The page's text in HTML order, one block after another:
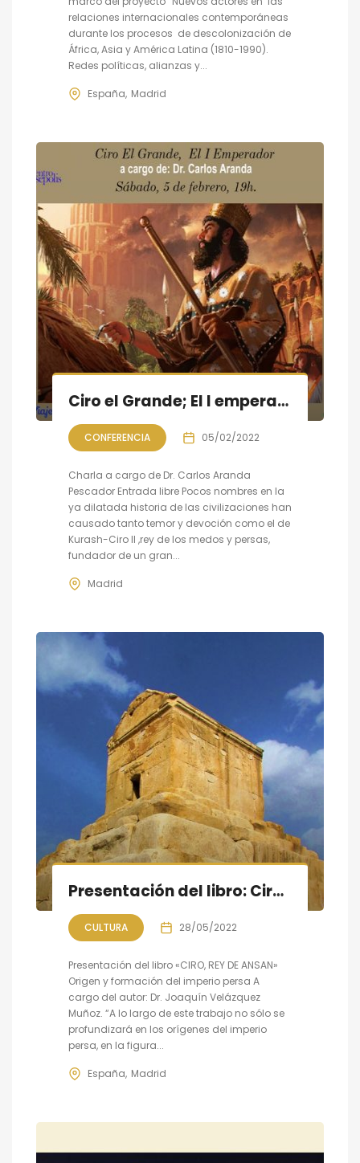
relaciones internacionales contemporáneas
durante los procesos de descolonización de
África, Asia y América Latina (1810-1990).
Redes políticas, alianzas y...
España Madrid
Ciro el Grande; El I emperador
CONFERENCIA 05/02/2022
Charla a cargo de Dr. Carlos Aranda
Pescador Entrada libre Pocos nombres en la
ya dilatada historia de las civilizaciones han
causado tanto temor y devoción como el de
Kurash-Ciro II ,rey de los medos y persas,
fundador de un gran...
Madrid
Presentación del libro: Ciro, Rey de Ansan. Origen y formación del imperio persa
CULTURA 28/05/2022
Presentación del libro «CIRO, REY DE ANSAN»
Origen y formación del imperio persa A
cargo del autor: Dr. Joaquín Velázquez
Muñoz. “A lo largo de este trabajo no sólo se
profundizará en los orígenes del imperio
persa, en la figura...
España Madrid